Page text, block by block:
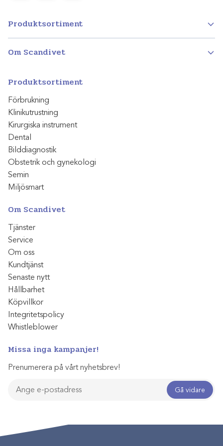
Produktsortiment
Om Scandivet
Produktsortiment
Förbrukning
Klinikutrustning
Kirurgiska instrument
Dental
Bilddiagnostik
Obstetrik och gynekologi
Semin
Miljösmart
Om Scandivet
Tjänster
Service
Om oss
Kundtjänst
Senaste nytt
Hållbarhet
Köpvillkor
Integritetspolicy
Whistleblower
Missa inga kampanjer!
Prenumerera på vårt nyhetsbrev!
Gå vidare